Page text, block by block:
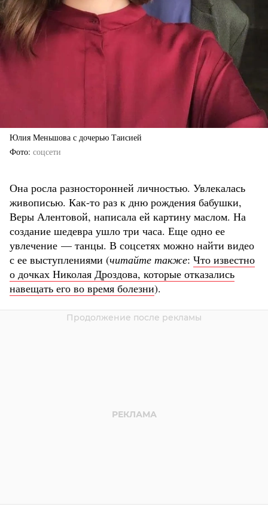
Юлия Меньшова с дочерью Таисией
Фото соцсети
Она росла разносторонней личностью. Увлекалась
живописью. Как-то раз к дню рождения бабушки,
Веры Алентовой, написала ей картину маслом. На
создание шедевра ушло три часа. Еще одно ее
увлечение — танцы. В соцсетях можно найти видео
с ее выступлениями (читайте также: Что известно
о дочках Николая Дроздова, которые отказались
навещать его во время болезни).